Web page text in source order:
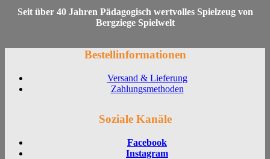
Seit über 40 Jahren Pädagogisch wertvolles Spielzeug von
Bergziege Spielwelt
Bestellinformationen
Versand & Lieferung
Zahlungsmethoden
Soziale Kanäle
Facebook
Instagram